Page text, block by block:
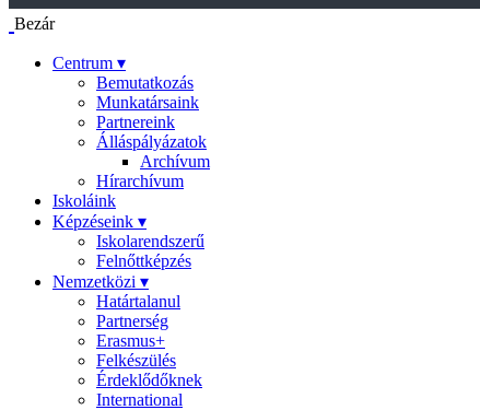
Bezár
Centrum ▾
Bemutatkozás
Munkatársaink
Partnereink
Álláspályázatok
Archívum
Hírarchívum
Iskoláink
Képzéseink ▾
Iskolarendszerű
Felnőttképzés
Nemzetközi ▾
Határtalanul
Partnerség
Erasmus+
Felkészülés
Érdeklődőknek
International